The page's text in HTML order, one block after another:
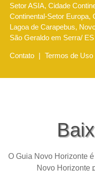
Setor ASIA, Cidade
Continental-Setor Europa,
Lagoa de Carapebus,
São Geraldo em Serra/ ES
Contato | Termos de Uso
O Guia Novo Horizonte
Novo Horizonte